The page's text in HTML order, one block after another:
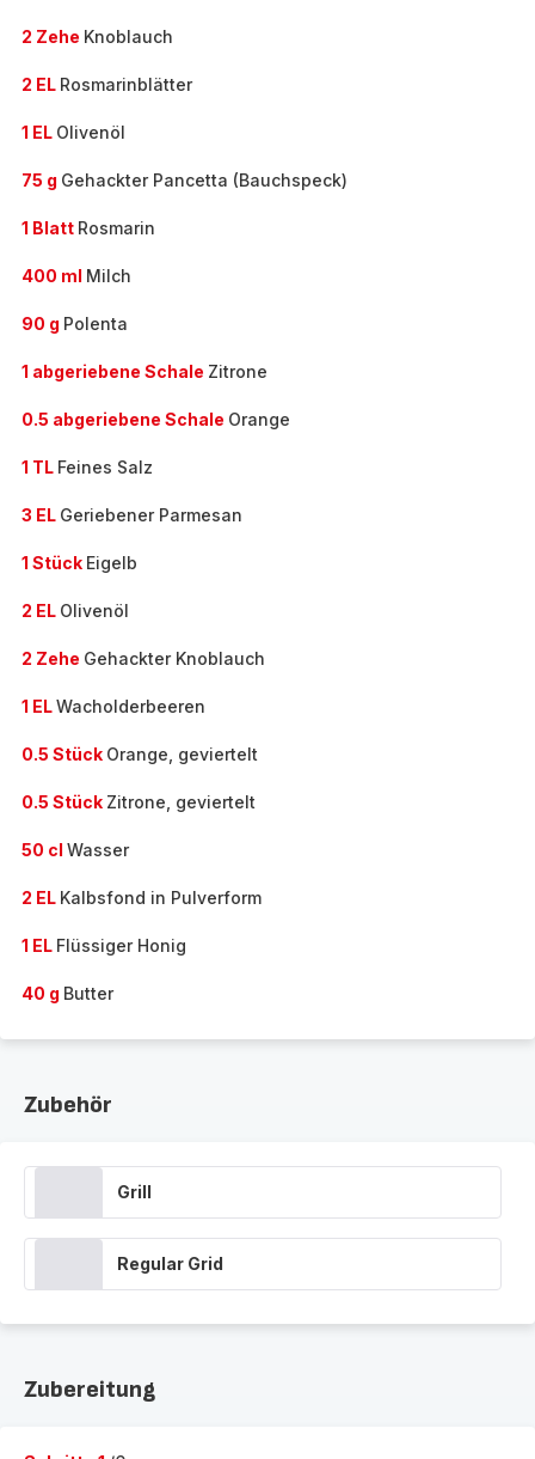
2 Zehe Knoblauch
2 EL Rosmarinblätter
1 EL Olivenöl
75 g Gehackter Pancetta (Bauchspeck)
1 Blatt Rosmarin
400 ml Milch
90 g Polenta
1 abgeriebene Schale Zitrone
0.5 abgeriebene Schale Orange
1 TL Feines Salz
3 EL Geriebener Parmesan
1 Stück Eigelb
2 EL Olivenöl
2 Zehe Gehackter Knoblauch
1 ELWacholderbeeren
0.5 Stück Orange, geviertelt
0.5 Stück Zitrone, geviertelt
50 cl Wasser
2 EL Kalbsfond in Pulverform
1 EL Flüssiger Honig
40 g Butter
Zubehör
Grill
Regular Grid
Zubereitung